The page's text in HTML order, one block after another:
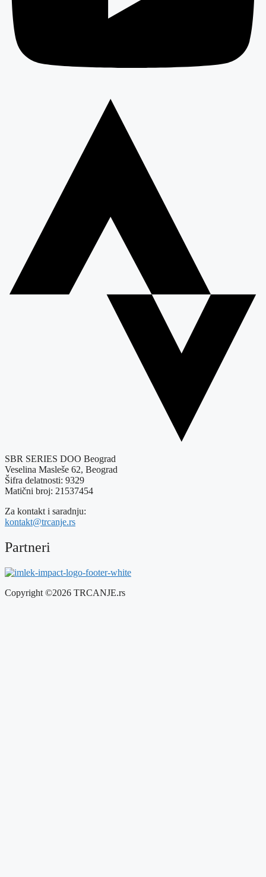
SBR SERIES DOO Beograd
Veselina Masleše 62, Beograd
Šifra delatnosti: 9329
Matični broj: 21537454
Za kontakt i saradnju:
kontakt@trcanje.rs
Partneri
Copyright ©2026 TRCANJE.rs